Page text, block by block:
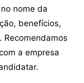
nome da
benefícios,
Recomendamos
a empresa